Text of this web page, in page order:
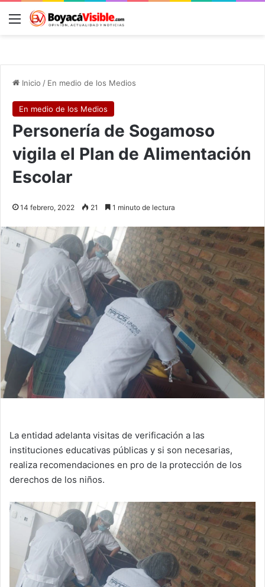
Menú
Inicio / En medio de los Medios
En medio de los Medios
Personería de Sogamoso
vigila el Plan de Alimentación
Escolar
14 febrero, 2022 21 1 minuto de lectura
La entidad adelanta visitas de verificación a las
instituciones educativas públicas y si son necesarias,
realiza recomendaciones en pro de la protección de los
derechos de los niños.